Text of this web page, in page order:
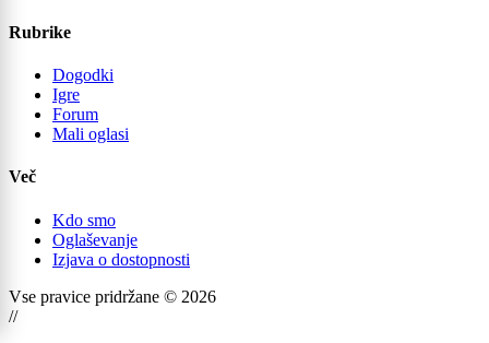
Rubrike
Dogodki
Igre
Forum
Mali oglasi
Več
Kdo smo
Oglaševanje
Izjava o dostopnosti
Vse pravice pridržane © 2026
//